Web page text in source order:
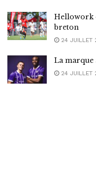
Hellowork
breton
24 JUILLET
La marque
24 JUILLET